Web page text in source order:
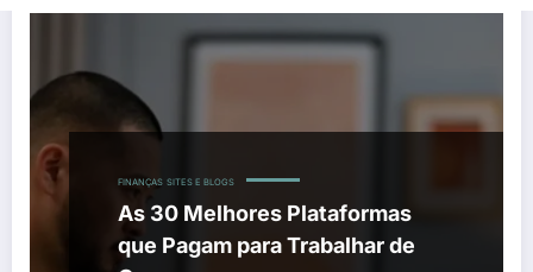
FINANÇAS SITES E BLOGS
As 30 Melhores Plataformas
que Pagam para Trabalhar de